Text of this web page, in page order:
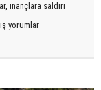
inançlara saldırı
yorumlar